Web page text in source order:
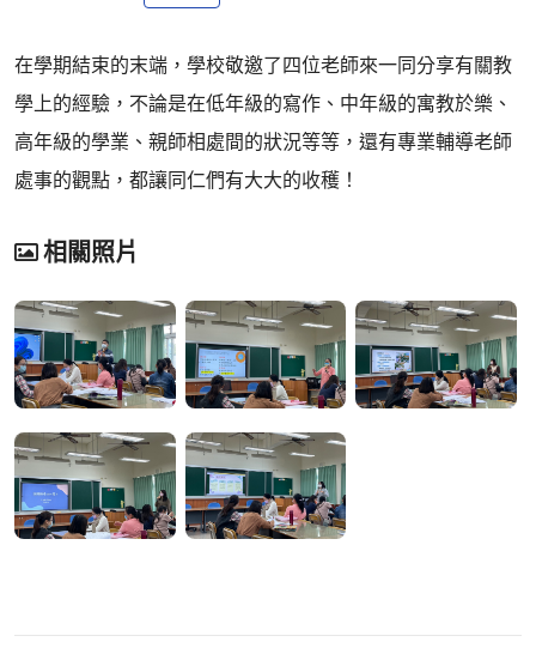
在學期結束的末端，學校敬邀了四位老師來一同分享有關教
學上的經驗，不論是在低年級的寫作、中年級的寓教於樂、
高年級的學業、親師相處間的狀況等等，還有專業輔導老師
處事的觀點，都讓同仁們有大大的收穫！
相關照片